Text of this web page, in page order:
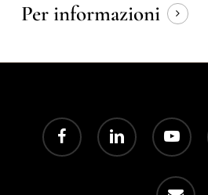
Per informazioni
facebook linkedin youtube
email